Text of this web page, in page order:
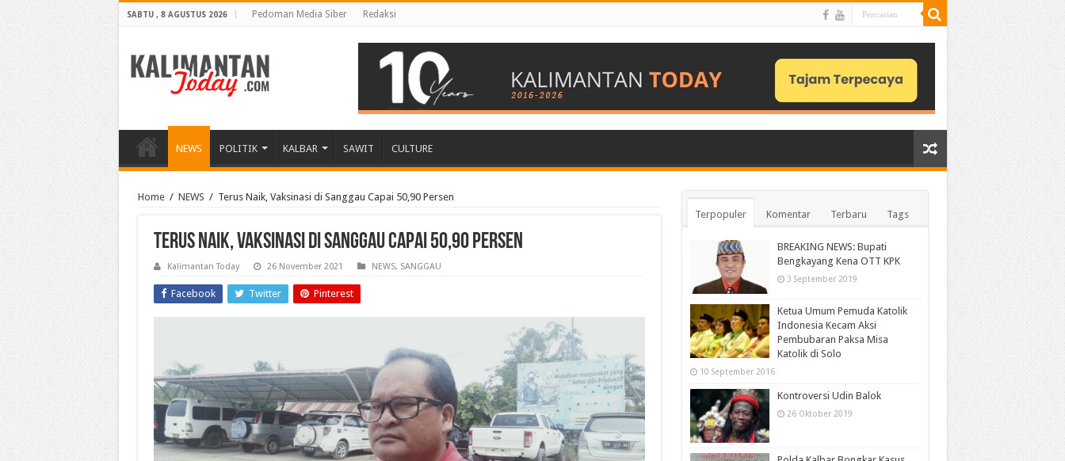
SABTU , 8 AGUSTUS 2026 Pedoman Media Siber Redaksi
NEWS POLITIK KALBAR SAWIT CULTURE
Home / NEWS / Terus Naik, Vaksinasi di Sanggau Capai 50,90 Persen
Terus Naik, Vaksinasi di Sanggau Capai 50,90 Persen
Kalimantan Today 26 November 2021 NEWS, SANGGAU
Facebook Twitter Pinterest
Terpopuler Komentar Terbaru Tags
BREAKING NEWS: Bupati
Bengkayang Kena OTT KPK
3 September 2019
Ketua Umum Pemuda Katolik
Indonesia Kecam Aksi
Pembubaran Paksa Misa
Katolik di Solo
10 September 2016
Kontroversi Udin Balok
26 Oktober 2019